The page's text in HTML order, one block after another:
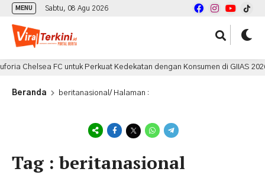
MENU Sabtu, 08 Agu 2026
Chelsea FC untuk Perkuat Kedekatan dengan Konsumen di GIIAS 2026
Beranda beritanasional / Halaman :
Tag : beritanasional